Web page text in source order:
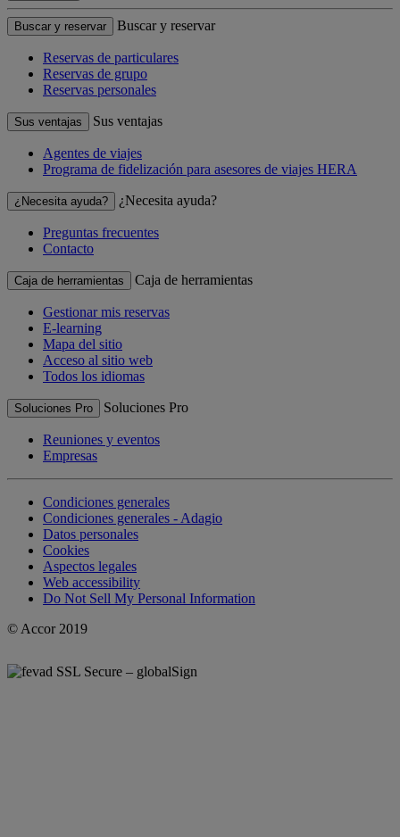
Buscar y reservar Buscar y reservar
Reservas de particulares
Reservas de grupo
Reservas personales
Sus ventajas Sus ventajas
Agentes de viajes
Programa de fidelización para asesores de viajes HERA
¿Necesita ayuda? ¿Necesita ayuda?
Preguntas frecuentes
Contacto
Caja de herramientas Caja de herramientas
Gestionar mis reservas
E-learning
Mapa del sitio
Acceso al sitio web
Todos los idiomas
Soluciones Pro Soluciones Pro
Reuniones y eventos
Empresas
Condiciones generales
Condiciones generales - Adagio
Datos personales
Cookies
Aspectos legales
Web accessibility
Do Not Sell My Personal Information
© Accor 2019
SSL Secure – globalSign